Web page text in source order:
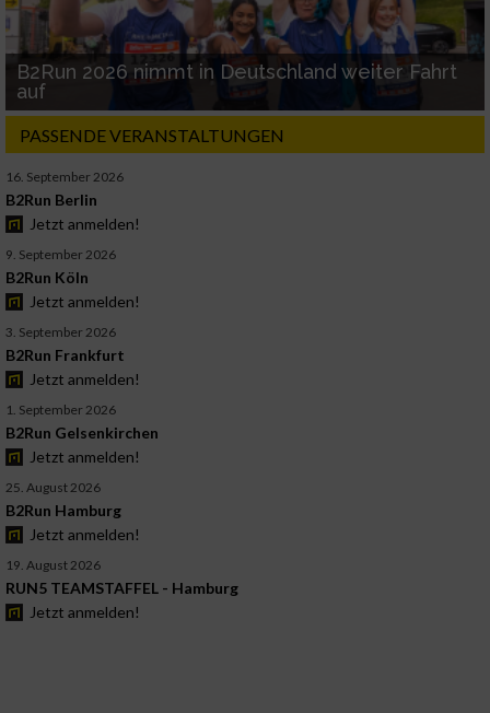
B2Run 2026 nimmt in Deutschland weiter Fahrt
auf
PASSENDE VERANSTALTUNGEN
16. September 2026
B2Run Berlin
Jetzt anmelden!
9. September 2026
B2Run Köln
Jetzt anmelden!
3. September 2026
B2Run Frankfurt
Jetzt anmelden!
1. September 2026
B2Run Gelsenkirchen
Jetzt anmelden!
25. August 2026
B2Run Hamburg
Jetzt anmelden!
19. August 2026
RUN5 TEAMSTAFFEL - Hamburg
Jetzt anmelden!